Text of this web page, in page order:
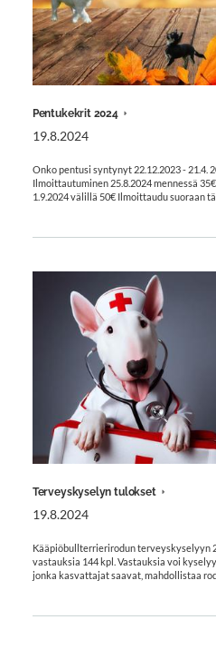
Pentukekrit 2024
19.8.2024
Onko pentusi syntynyt 22.12.2023 - 21.4.
Ilmoittautuminen 25.8.2024 mennessä
1.9.2024 välillä 50€ Ilmoittaudu suoraan
Terveyskyselyn tulokset
19.8.2024
Kääpiöbullterrierirodun terveyskyselyyn
vastauksia 144 kpl. Vastauksia voi
jonka kasvattajat saavat, mahdollistaa